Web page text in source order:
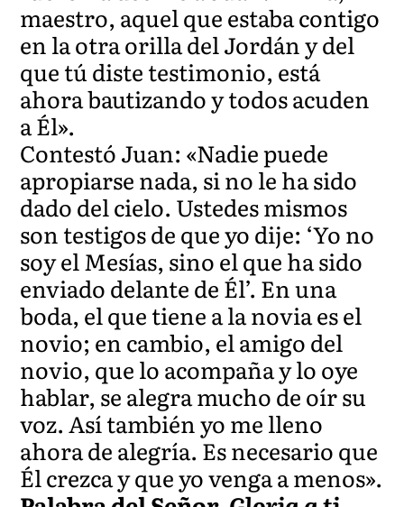
maestro, aquel que estaba contigo
en la otra orilla del Jordán y del
que tú diste testimonio, está
ahora bautizando y todos acuden
a Él».
Contestó Juan: «Nadie puede
apropiarse nada, si no le ha sido
dado del cielo. Ustedes mismos
son testigos de que yo dije: ‘Yo no
soy el Mesías, sino el que ha sido
enviado delante de Él’. En una
boda, el que tiene a la novia es el
novio; en cambio, el amigo del
novio, que lo acompaña y lo oye
hablar, se alegra mucho de oír su
voz. Así también yo me lleno
ahora de alegría. Es necesario que
Él crezca y que yo venga a menos».